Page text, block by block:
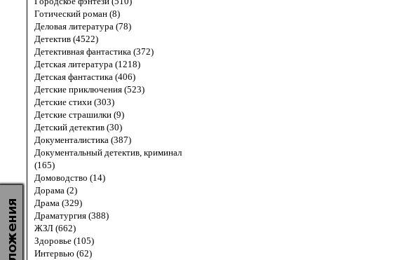
Готический роман (8)
Деловая литература (78)
Детектив (4522)
Детективная фантастика (372)
Детская литература (1218)
Детская фантастика (406)
Детские приключения (523)
Детские стихи (303)
Детские страшилки (9)
Детский детектив (30)
Документалистика (387)
Документальный детектив, криминал
(165)
Домоводство (14)
Дорама (2)
Драма (329)
Драматургия (388)
ЖЗЛ (662)
Здоровье (105)
Интервью (62)